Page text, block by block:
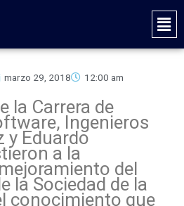
Main
marzo 29, 2018 12:00 am
la Carrera de
Ingenieros
y Eduardo
a la
del
la Sociedad de la
conocimiento que